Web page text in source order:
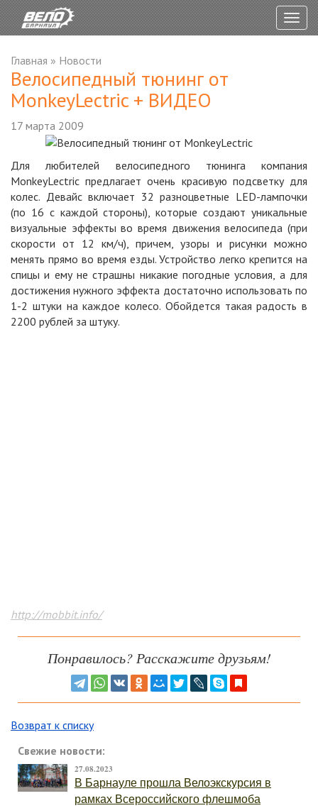
Главная » Новости
Велосипедный тюнинг от
MonkeyLectric + ВИДЕО
17 марта 2009
Для любителей велосипедного тюнинга компания
MonkeyLectric предлагает очень красивую подсветку для
колес. Девайс включает 32 разноцветные LED-лампочки
(по 16 с каждой стороны), которые создают уникальные
визуальные эффекты во время движения велосипеда (при
скорости от 12 км/ч), причем, узоры и рисунки можно
менять прямо во время езды. Устройство легко крепится на
спицы и ему не страшны никакие погодные условия, а для
достижения нужного эффекта достаточно использовать по
1-2 штуки на каждое колесо. Обойдется такая радость в
2200 рублей за штуку.
http://mobbit.info/
Понравилось? Расскажите друзьям!
Возврат к списку
Свежие новости:
27.08.2023
В Барнауле прошла Велоэкскурсия в
рамках Всероссийского флешмоба